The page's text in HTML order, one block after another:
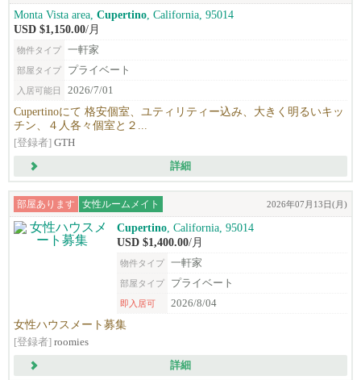
Monta Vista area, Cupertino , California, 95014
USD $1,150.00/月
物件タイプ 一軒家
部屋タイプ プライベート
入居可能日 2026/7/01
Cupertinoにて 格安個室、ユティリティー込み、大きく明るいキッ
チン、４人各々個室と２...
[登録者] GTH
詳細
部屋あります 女性ルームメイト 2026年07月13日(月)
Cupertino , California, 95014
USD $1,400.00/月
物件タイプ 一軒家
部屋タイプ プライベート
即入居可 2026/8/04
女性ハウスメート募集
[登録者] roomies
詳細